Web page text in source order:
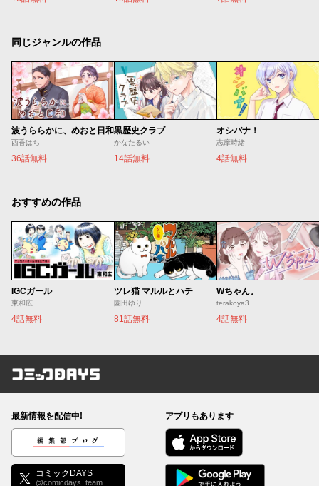
同じジャンルの作品
波うららかに、めおと日和
西香はち
36話無料
黒歴史クラブ
かなたるい
14話無料
オシバナ！
志摩時緒
4話無料
おすすめの作品
IGCガール
東和広
4話無料
ツレ猫 マルルとハチ
園田ゆり
81話無料
Wちゃん。
terakoya3
4話無料
コミックDAYS
最新情報を配信中!
編集部ブログ
コミックDAYS
@comicdays_team
アプリもあります